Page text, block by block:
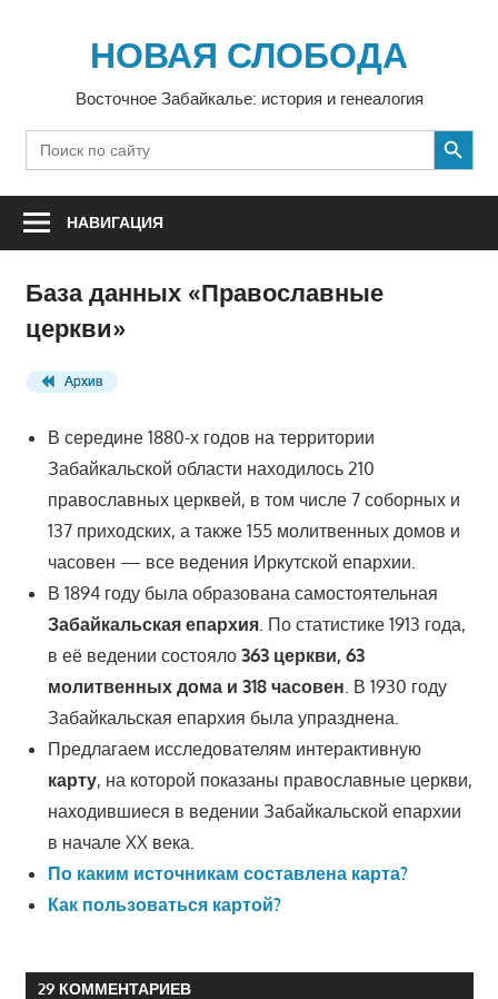
содержимомуНОВАЯ СЛОБОДА
Восточное Забайкалье: история и генеалогия
Search
for:
SEARCH BUTTON
НАВИГАЦИЯ
База данных «Православные
церкви»
Архив
В середине 1880-х годов на территории
Забайкальской области находилось 210
православных церквей, в том числе 7 соборных и
137 приходских, а также 155 молитвенных домов и
часовен — все ведения Иркутской епархии.
В 1894 году была образована самостоятельная
Забайкальская епархия. По статистике 1913 года,
в её ведении состояло 363 церкви, 63
молитвенных дома и 318 часовен. В 1930 году
Забайкальская епархия была упразднена.
Предлагаем исследователям интерактивную
карту, на которой показаны православные церкви,
находившиеся в ведении Забайкальской епархии
в начале XX века.
По каким источникам составлена карта?
Как пользоваться картой?
29 КОММЕНТАРИЕВ